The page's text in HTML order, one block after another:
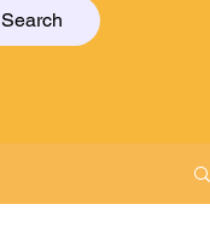
Search